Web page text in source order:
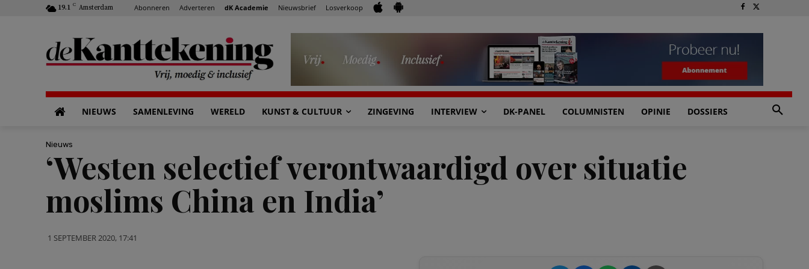
19.1 C Amsterdam Abonneren Adverteren dK Academie Nieuwsbrief Losverkoop
NIEUWS SAMENLEVING WERELD KUNST & CULTUUR ZINGEVING INTERVIEW DK-PANEL COLUMNISTEN OPINIE DOSSIERS
Nieuws
‘Westen selectief verontwaardigd over situatie
moslims China en India’
1 SEPTEMBER 2020, 17:41